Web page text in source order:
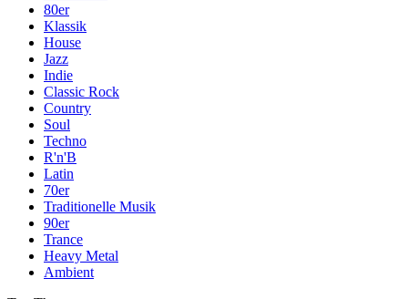
80er
Klassik
House
Jazz
Indie
Classic Rock
Country
Soul
Techno
R'n'B
Latin
70er
Traditionelle Musik
90er
Trance
Heavy Metal
Ambient